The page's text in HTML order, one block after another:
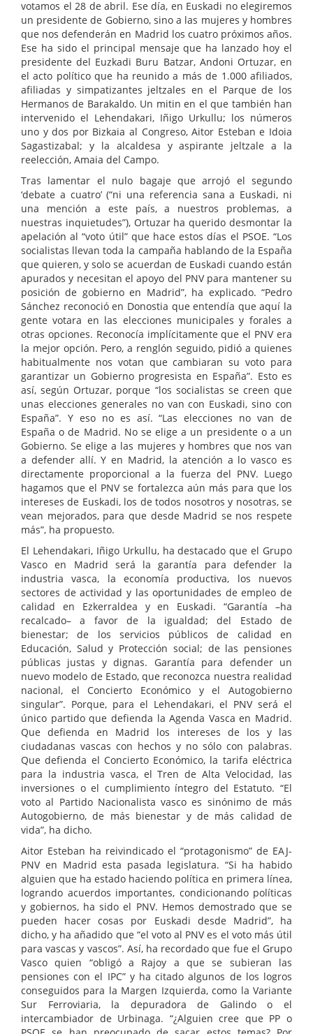
votamos el 28 de abril. Ese día, en Euskadi no elegiremos
un presidente de Gobierno, sino a las mujeres y hombres
que nos defenderán en Madrid los cuatro próximos años.
Ese ha sido el principal mensaje que ha lanzado hoy el
presidente del Euzkadi Buru Batzar, Andoni Ortuzar, en
el acto político que ha reunido a más de 1.000 afiliados,
afiliadas y simpatizantes jeltzales en el Parque de los
Hermanos de Barakaldo. Un mitin en el que también han
intervenido el Lehendakari, Iñigo Urkullu; los números
uno y dos por Bizkaia al Congreso, Aitor Esteban e Idoia
Sagastizabal; y la alcaldesa y aspirante jeltzale a la
reelección, Amaia del Campo.
Tras lamentar el nulo bagaje que arrojó el segundo
‘debate a cuatro’ (“ni una referencia sana a Euskadi, ni
una mención a este país, a nuestros problemas, a
nuestras inquietudes”), Ortuzar ha querido desmontar la
apelación al “voto útil” que hace estos días el PSOE. “Los
socialistas llevan toda la campaña hablando de la España
que quieren, y solo se acuerdan de Euskadi cuando están
apurados y necesitan el apoyo del PNV para mantener su
posición de gobierno en Madrid”, ha explicado. “Pedro
Sánchez reconoció en Donostia que entendía que aquí la
gente votara en las elecciones municipales y forales a
otras opciones. Reconocía implícitamente que el PNV era
la mejor opción. Pero, a renglón seguido, pidió a quienes
habitualmente nos votan que cambiaran su voto para
garantizar un Gobierno progresista en España”. Esto es
así, según Ortuzar, porque “los socialistas se creen que
unas elecciones generales no van con Euskadi, sino con
España”. Y eso no es así. “Las elecciones no van de
España o de Madrid. No se elige a un presidente o a un
Gobierno. Se elige a las mujeres y hombres que nos van
a defender allí. Y en Madrid, la atención a lo vasco es
directamente proporcional a la fuerza del PNV. Luego
hagamos que el PNV se fortalezca aún más para que los
intereses de Euskadi, los de todos nosotros y nosotras, se
vean mejorados, para que desde Madrid se nos respete
más”, ha propuesto.
El Lehendakari, Iñigo Urkullu, ha destacado que el Grupo
Vasco en Madrid será la garantía para defender la
industria vasca, la economía productiva, los nuevos
sectores de actividad y las oportunidades de empleo de
calidad en Ezkerraldea y en Euskadi. “Garantía –ha
recalcado– a favor de la igualdad; del Estado de
bienestar; de los servicios públicos de calidad en
Educación, Salud y Protección social; de las pensiones
públicas justas y dignas. Garantía para defender un
nuevo modelo de Estado, que reconozca nuestra realidad
nacional, el Concierto Económico y el Autogobierno
singular”. Porque, para el Lehendakari, el PNV será el
único partido que defienda la Agenda Vasca en Madrid.
Que defienda en Madrid los intereses de los y las
ciudadanas vascas con hechos y no sólo con palabras.
Que defienda el Concierto Económico, la tarifa eléctrica
para la industria vasca, el Tren de Alta Velocidad, las
inversiones o el cumplimiento íntegro del Estatuto. “El
voto al Partido Nacionalista vasco es sinónimo de más
Autogobierno, de más bienestar y de más calidad de
vida”, ha dicho.
Aitor Esteban ha reivindicado el “protagonismo” de EAJ-
PNV en Madrid esta pasada legislatura. “Si ha habido
alguien que ha estado haciendo política en primera línea,
logrando acuerdos importantes, condicionando políticas
y gobiernos, ha sido el PNV. Hemos demostrado que se
pueden hacer cosas por Euskadi desde Madrid”, ha
dicho, y ha añadido que “el voto al PNV es el voto más útil
para vascas y vascos”. Así, ha recordado que fue el Grupo
Vasco quien “obligó a Rajoy a que se subieran las
pensiones con el IPC” y ha citado algunos de los logros
conseguidos para la Margen Izquierda, como la Variante
Sur Ferroviaria, la depuradora de Galindo o el
intercambiador de Urbinaga. “¿Alguien cree que PP o